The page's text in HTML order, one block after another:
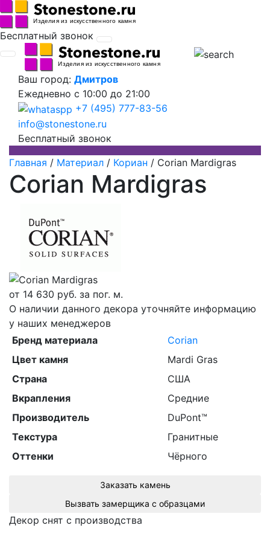
Бесплатный звонок
Ваш город: Дмитров
Ежедневно с 10:00 до 21:00
+7 (495) 777-83-56
info@stonestone.ru
Бесплатный звонок
Главная / Материал / Кориан / Corian Mardigras
Corian Mardigras
от 14 630 руб. за пог. м.
О наличии данного декора уточняйте информацию
у наших менеджеров
Бренд материала
Corian
Цвет камня
Mardi Gras
Страна
США
Вкрапления
Средние
Производитель
DuPont™
Текстура
Гранитные
Оттенки
Чёрного
Заказать камень
Вызвать замерщика с образцами
Декор снят с производства